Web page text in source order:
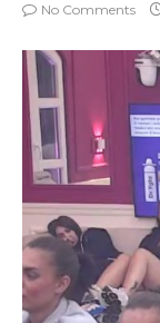
No Comments